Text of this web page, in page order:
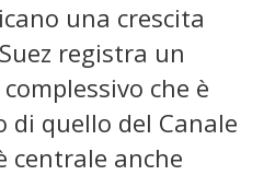
una crescita
registra un
che è
quello del Canale
centrale anche